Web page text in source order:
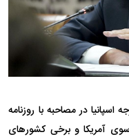
اسپانیا در مصاحبه با روزنامه
سوی آمریکا و برخی کشور‌های